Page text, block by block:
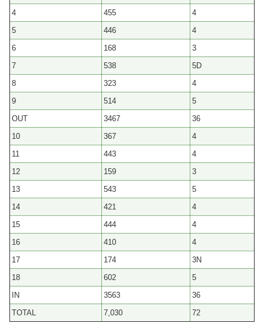
4
455
4
5
446
4
6
168
3
7
538
5D
8
323
4
9
514
5
OUT
3467
36
10
367
4
11
443
4
12
159
3
13
543
5
14
421
4
15
444
4
16
410
4
17
174
3N
18
602
5
IN
3563
36
TOTAL
7,030 72